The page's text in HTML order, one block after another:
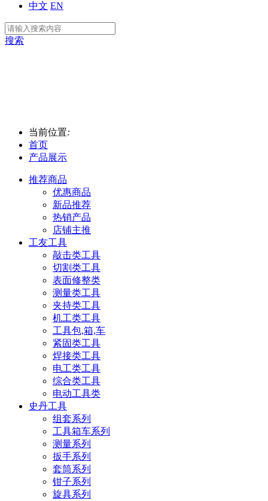
中文 EN
搜索
当前位置:
首页
产品展示
推荐商品
优惠商品
新品推荐
热销产品
店铺主推
工友工具
敲击类工具
切割类工具
表面修整类
测量类工具
夹持类工具
机工类工具
工具包,箱,车
紧固类工具
焊接类工具
电工类工具
综合类工具
电动工具类
史丹工具
组套系列
工具箱车系列
测量系列
扳手系列
套筒系列
钳子系列
旋具系列